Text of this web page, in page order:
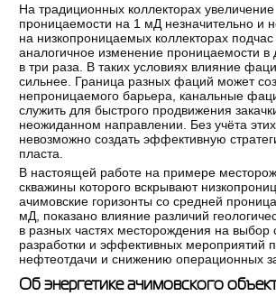
На традиционных коллекторах увеличение
проницаемости на 1 мД незначительно и
на низкопроницаемых коллекторах
аналогичное изменение проницаемости в
в три раза. В таких условиях влияние
сильнее. Граница разных фаций может
непроницаемого барьера, канальные
служить для быстрого продвижения
неожиданном направлении. Без учёта
невозможно создать эффективную
пласта.
В настоящей работе на примере
скважины которого вскрывают
ачимовские горизонты со средней
мД, показано влияние различий
в разных частях месторождения на выбор
разработки и эффективных мероприятий
нефтеотдачи и снижению операционных
Об энергетике ачимовского